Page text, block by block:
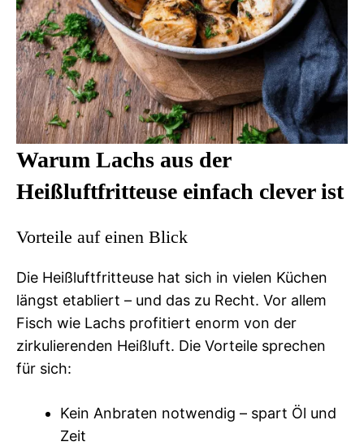
Warum Lachs aus der
Heißluftfritteuse einfach clever ist
Vorteile auf einen Blick
Die Heißluftfritteuse hat sich in vielen Küchen
längst etabliert – und das zu Recht. Vor allem
Fisch wie Lachs profitiert enorm von der
zirkulierenden Heißluft. Die Vorteile sprechen
für sich:
Kein Anbraten notwendig – spart Öl und
Zeit